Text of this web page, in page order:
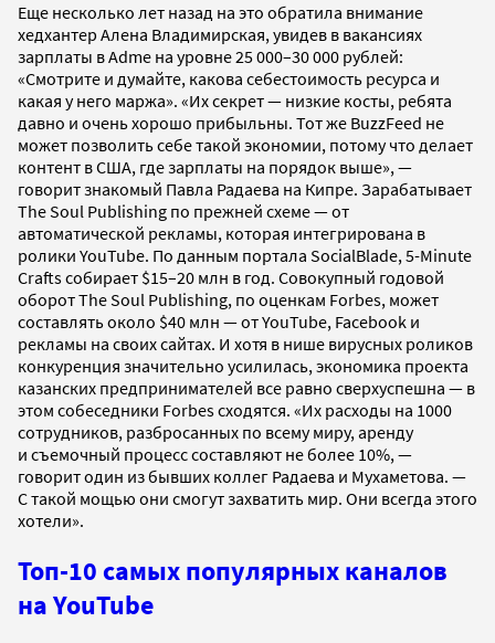
Еще несколько лет назад на это обратила внимание
хедхантер Алена Владимирская, увидев в вакансиях
зарплаты в Adme на уровне 25 000–30 000 рублей:
«Смотрите и думайте, какова себестоимость ресурса и
какая у него маржа». «Их секрет — низкие косты, ребята
давно и очень хорошо прибыльны. Тот же BuzzFeed не
может позволить себе такой экономии, потому что делает
контент в США, где зарплаты на порядок выше», —
говорит знакомый Павла Радаева на Кипре. Зарабатывает
The Soul Publishing по прежней схеме — от
автоматической рекламы, которая интегрирована в
ролики YouTube. По данным портала SocialBlade, 5-Minute
Crafts собирает $15–20 млн в год. Совокупный годовой
оборот The Soul Publishing, по оценкам Forbes, может
составлять около $40 млн — от YouTube, Facebook и
рекламы на своих сайтах. И хотя в нише вирусных роликов
конкуренция значительно усилилась, экономика проекта
казанских предпринимателей все равно сверхуспешна — в
этом собеседники Forbes сходятся. «Их расходы на 1000
сотрудников, разбросанных по всему миру, аренду
и съемочный процесс составляют не более 10%, —
говорит один из бывших коллег Радаева и Мухаметова. —
С такой мощью они смогут захватить мир. Они всегда этого
хотели».
Топ-10 самых популярных каналов
на YouTube